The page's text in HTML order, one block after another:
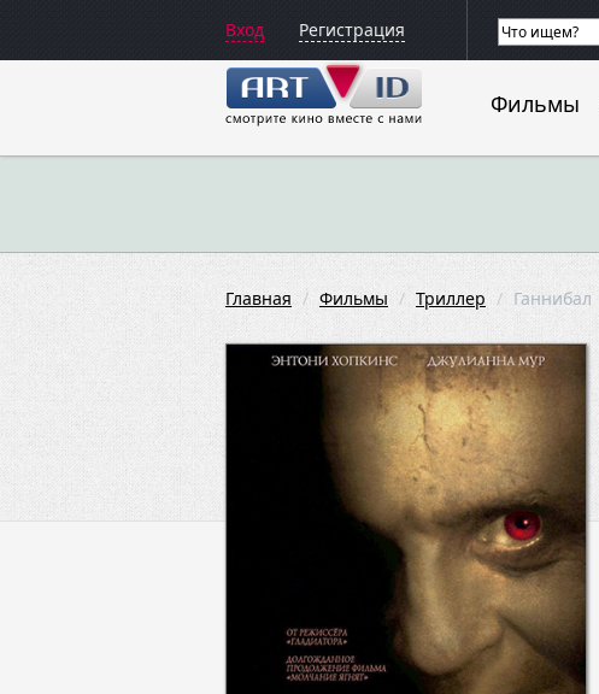
Вход Регистрация
Фильмы
Главная Фильмы Триллер Ганнибал